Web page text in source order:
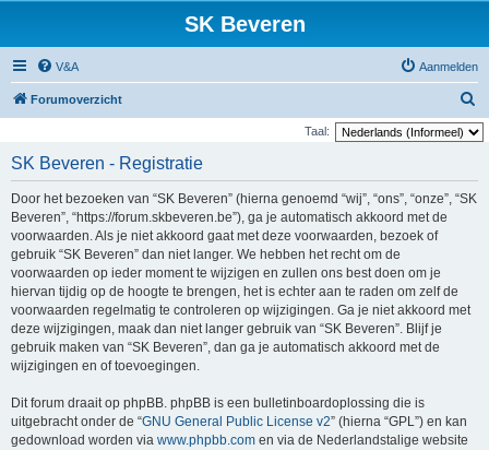
SK Beveren
V&A Aanmelden
Forumoverzicht
o
Taal:
SK Beveren - Registratie
Door het bezoeken van “SK Beveren” (hierna genoemd “wij”, “ons”, “onze”, “SK
Beveren”, “https://forum.skbeveren.be”), ga je automatisch akkoord met de
voorwaarden. Als je niet akkoord gaat met deze voorwaarden, bezoek of
gebruik “SK Beveren” dan niet langer. We hebben het recht om de
voorwaarden op ieder moment te wijzigen en zullen ons best doen om je
hiervan tijdig op de hoogte te brengen, het is echter aan te raden om zelf de
voorwaarden regelmatig te controleren op wijzigingen. Ga je niet akkoord met
deze wijzigingen, maak dan niet langer gebruik van “SK Beveren”. Blijf je
gebruik maken van “SK Beveren”, dan ga je automatisch akkoord met de
wijzigingen en of toevoegingen.
Dit forum draait op phpBB. phpBB is een bulletinboardoplossing die is
uitgebracht onder de “GNU General Public License v2” (hierna “GPL”) en kan
gedownload worden via www.phpbb.com en via de Nederlandstalige website